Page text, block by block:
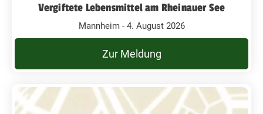
Vergiftete Lebensmittel am Rheinauer See
Mannheim - 4. August 2026
Zur Meldung